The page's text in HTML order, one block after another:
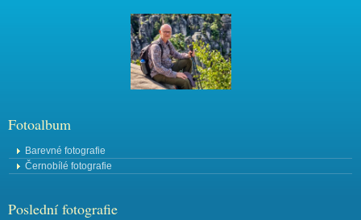
Fotoalbum
Barevné fotografie
Černobílé fotografie
Poslední fotografie